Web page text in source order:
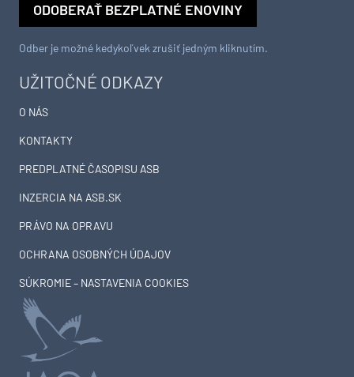
UŽITOČNÉ ODKAZY
O NÁS
KONTAKTY
PREDPLATNÉ ČASOPISU ASB
INZERCIA NA ASB.SK
PRÁVO NA OPRAVU
OCHRANA OSOBNÝCH ÚDAJOV
SÚKROMIE – NASTAVENIA COOKIES
ODOBERAŤ BEZPLATNÉ ENOVINY
Odber je možné kedykoľvek zrušiť jedným kliknutím.